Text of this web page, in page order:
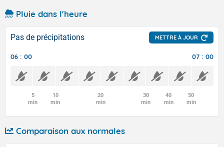
Pluie dans l'heure
Pas de précipitations METTRE À JOUR
06 : 00 07 : 00
5
min
10
min
20
min
30
min
40
min
50
min
Comparaison aux normales